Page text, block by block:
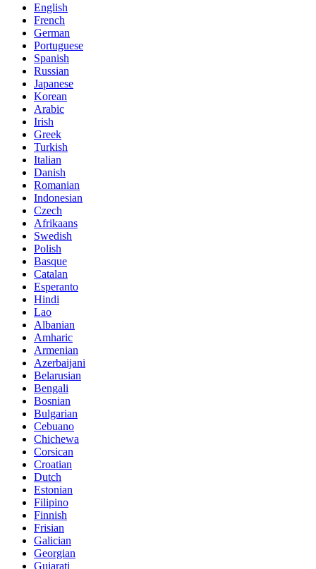
English
French
German
Portuguese
Spanish
Russian
Japanese
Korean
Arabic
Irish
Greek
Turkish
Italian
Danish
Romanian
Indonesian
Czech
Afrikaans
Swedish
Polish
Basque
Catalan
Esperanto
Hindi
Lao
Albanian
Amharic
Armenian
Azerbaijani
Belarusian
Bengali
Bosnian
Bulgarian
Cebuano
Chichewa
Corsican
Croatian
Dutch
Estonian
Filipino
Finnish
Frisian
Galician
Georgian
Gujarati